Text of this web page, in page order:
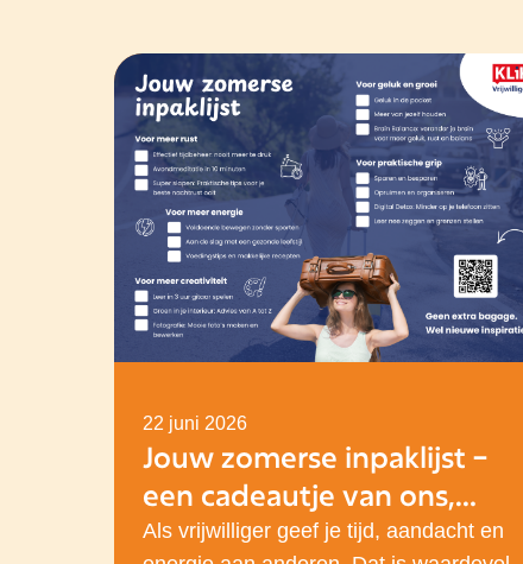
22 juni 2026
Jouw zomerse inpaklijst –
een cadeautje van ons,
speciaal voor jou als
Als vrijwilliger geef je tijd, aandacht en